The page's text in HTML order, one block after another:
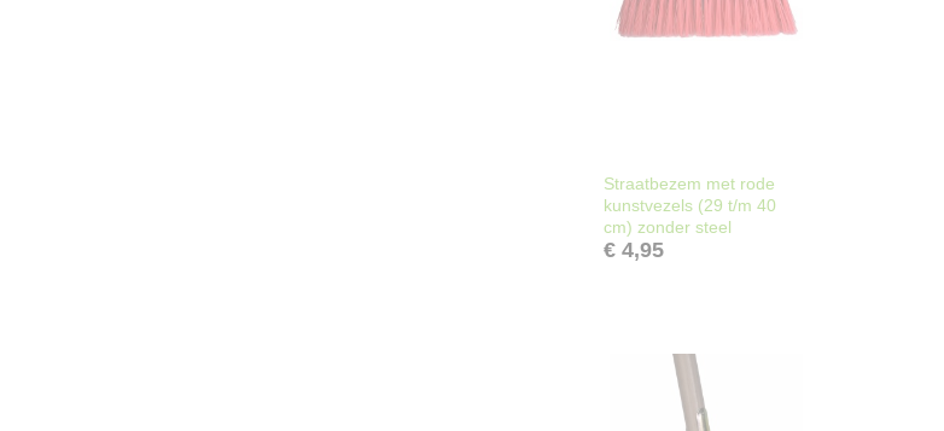
Straatbezem met rode
kunstvezels (29 t/m 40
cm) zonder steel
€ 4,95